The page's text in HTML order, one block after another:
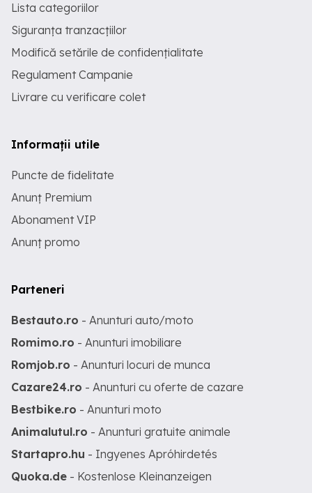
Lista categoriilor
Siguranța tranzacțiilor
Modifică setările de confidențialitate
Regulament Campanie
Livrare cu verificare colet
Informații utile
Puncte de fidelitate
Anunț Premium
Abonament VIP
Anunț promo
Parteneri
Bestauto.ro - Anunturi auto/moto
Romimo.ro - Anunturi imobiliare
Romjob.ro - Anunturi locuri de munca
Cazare24.ro - Anunturi cu oferte de cazare
Bestbike.ro - Anunturi moto
Animalutul.ro - Anunturi gratuite animale
Startapro.hu - Ingyenes Apróhirdetés
Quoka.de - Kostenlose Kleinanzeigen